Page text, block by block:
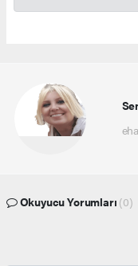
Okuyucu Yorumları (0)